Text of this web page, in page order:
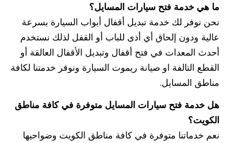
ما هي خدمة فتح سيارات المسايل؟
نحن نوفر لك خدمة تبديل أقفال أبواب السيارة بسرعة
عالية ودون إلحاق أي أذى للباب أو القفل لذلك نستخدم
أحدث المعدات في فتح أقفال وتبديل الأقفال العالقة أو
القطع التالفة او صيانة ريموت السيارة ونوفر خدمتنا لكافة
مناطق المسايل.
هل خدمة فتح سيارات المسايل متوفرة في كافة مناطق
الكويت؟
نعم خدماتنا متوفرة في كافة مناطق الكويت وضواحيها